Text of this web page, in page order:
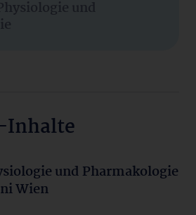
und
Inhalte
und Pharmakologie
Wien